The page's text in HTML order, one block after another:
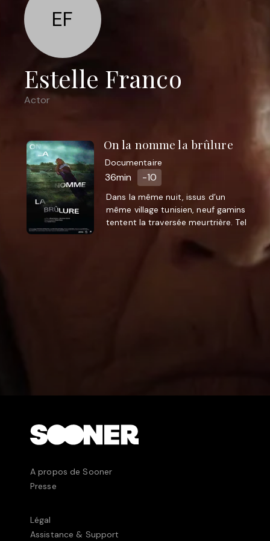
EF
Estelle Franco
Actor
On la nomme la brûlure
Documentaire
36min -10
Dans la même nuit, issus d’un
même village tunisien, neuf gamins
tentent la traversée meurtrière. Tel
A propos de Sooner
Presse
Légal
Assistance & Support